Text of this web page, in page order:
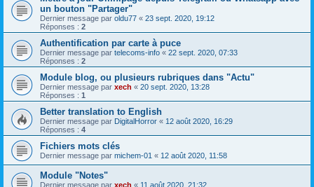
un bouton "Partager"
Dernier message par oldu77 « 23 sept. 2020, 19:12
Réponses : 2
Authentification par carte à puce
Dernier message par telecoms-info « 22 sept. 2020, 07:33
Réponses : 2
Module blog, ou plusieurs rubriques dans "Actu"
Dernier message par xech « 20 sept. 2020, 13:28
Réponses : 1
Better translation to English
Dernier message par DigitalHorror « 12 août 2020, 16:29
Réponses : 4
Fichiers mots clés
Dernier message par michem-01 « 12 août 2020, 11:58
Module "Notes"
Dernier message par xech « 11 août 2020, 21:32